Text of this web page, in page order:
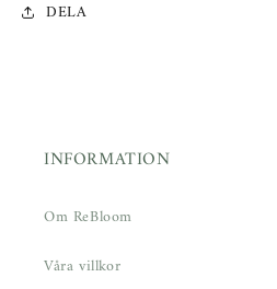
DELA
INFORMATION
Om ReBloom
Våra villkor